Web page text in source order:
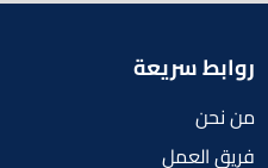
روابط سريعة
من نحن
فريق العمل